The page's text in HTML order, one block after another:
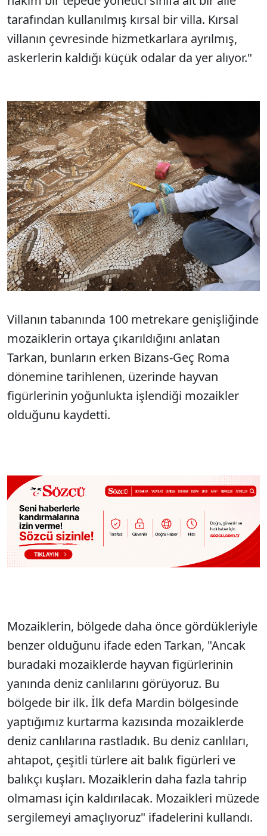
tarafından kullanılmış kırsal bir villa. Kırsal
villanın çevresinde hizmetkarlara ayrılmış,
askerlerin kaldığı küçük odalar da yer alıyor."
Villanın tabanında 100 metrekare genişliğinde
mozaiklerin ortaya çıkarıldığını anlatan
Tarkan, bunların erken Bizans-Geç Roma
dönemine tarihlenen, üzerinde hayvan
figürlerinin yoğunlukta işlendiği mozaikler
olduğunu kaydetti.
Mozaiklerin, bölgede daha önce gördükleriyle
benzer olduğunu ifade eden Tarkan, "Ancak
buradaki mozaiklerde hayvan figürlerinin
yanında deniz canlılarını görüyoruz. Bu
bölgede bir ilk. İlk defa Mardin bölgesinde
yaptığımız kurtarma kazısında mozaiklerde
deniz canlılarına rastladık. Bu deniz canlıları,
ahtapot, çeşitli türlere ait balık figürleri ve
balıkçı kuşları. Mozaiklerin daha fazla tahrip
olmaması için kaldırılacak. Mozaikleri müzede
sergilemeyi amaçlıyoruz" ifadelerini kullandı.